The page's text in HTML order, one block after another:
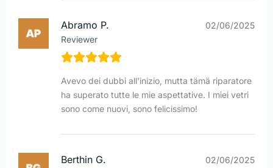
Abramo P.
Reviewer
02/06/2025
Avevo dei dubbi all'inizio, mutta tämä riparatore
ha superato tutte le mie aspettative. I miei vetri
sono come nuovi, sono felicissimo!
Berthin G. 02/06/2025